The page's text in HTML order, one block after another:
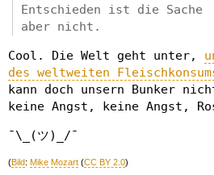
Entschieden ist die Sache
aber nicht.
Cool. Die Welt geht unter,
des weltweiten
kann doch unsern Bunker
keine Angst, keine Angst,
¯\_(ツ)_/¯
(Bild: Mike Mozart (CC BY 2.0)